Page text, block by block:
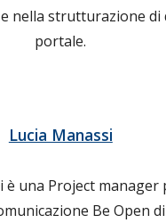
nella strutturazione di
portale.
Lucia Manassi
è una Project manager
Be Open